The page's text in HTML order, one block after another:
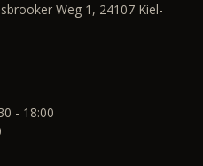
Weg 1, 24107 Kiel-
- 18:00